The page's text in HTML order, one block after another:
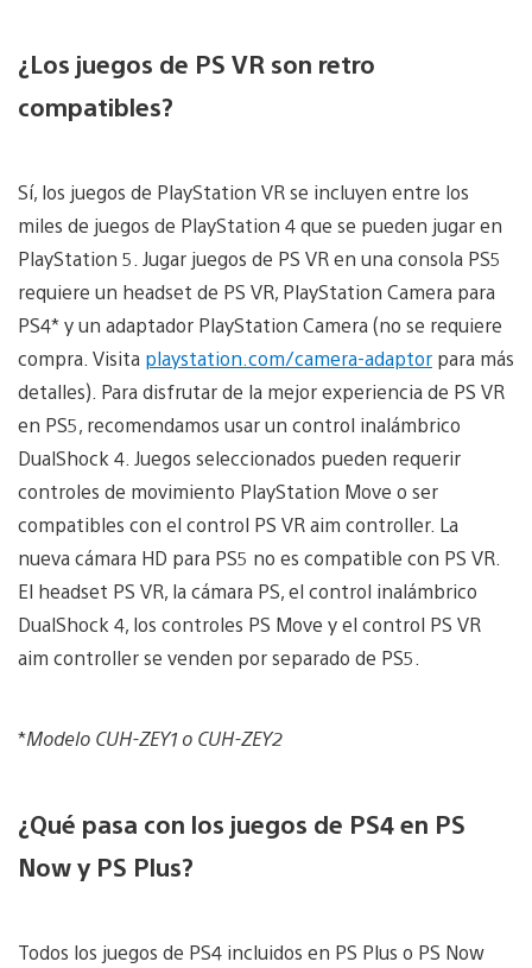
¿Los juegos de PS VR son retro
compatibles?
Sí, los juegos de PlayStation VR se incluyen entre los
miles de juegos de PlayStation 4 que se pueden jugar en
PlayStation 5. Jugar juegos de PS VR en una consola PS5
requiere un headset de PS VR, PlayStation Camera para
PS4* y un adaptador PlayStation Camera (no se requiere
compra. Visita playstation.com/camera-adaptor para más
detalles). Para disfrutar de la mejor experiencia de PS VR
en PS5, recomendamos usar un control inalámbrico
DualShock 4. Juegos seleccionados pueden requerir
controles de movimiento PlayStation Move o ser
compatibles con el control PS VR aim controller. La
nueva cámara HD para PS5 no es compatible con PS VR.
El headset PS VR, la cámara PS, el control inalámbrico
DualShock 4, los controles PS Move y el control PS VR
aim controller se venden por separado de PS5.
*Modelo CUH-ZEY1 o CUH-ZEY2
¿Qué pasa con los juegos de PS4 en PS
Now y PS Plus?
Todos los juegos de PS4 incluidos en PS Plus o PS Now